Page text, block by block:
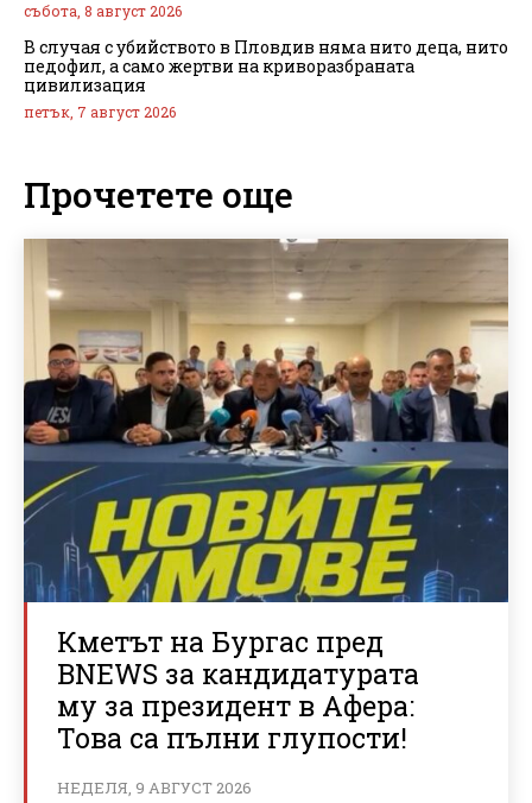
събота, 8 август 2026
В случая с убийството в Пловдив няма нито деца, нито
педофил, а само жертви на криворазбраната
цивилизация
петък, 7 август 2026
Прочетете още
Кметът на Бургас пред
BNEWS за кандидатурата
му за президент в Афера:
Това са пълни глупости!
НЕДЕЛЯ, 9 АВГУСТ 2026